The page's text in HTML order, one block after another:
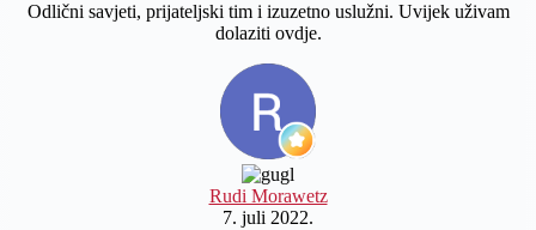
Odlični savjeti, prijateljski tim i izuzetno uslužni. Uvijek uživam
dolaziti ovdje.
Rudi Morawetz
7. juli 2022.